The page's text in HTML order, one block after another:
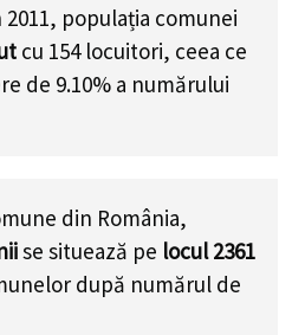
populația comunei
cu 154locuitori, ceea ce
de 9.10% a numărului
din România,
se situează pe locul 2361
după numărul de